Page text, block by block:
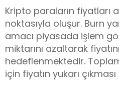
Kripto paraların fiyatları
noktasıyla oluşur. Burn
amacı piyasada işlem
miktarını azaltarak
hedeflenmektedir.
için fiyatın yukarı